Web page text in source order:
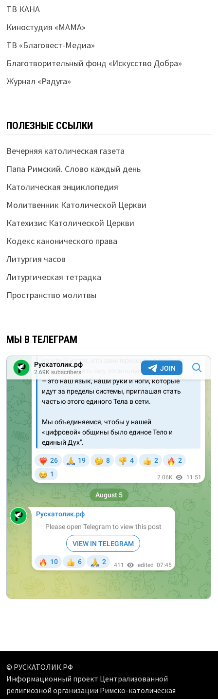
ТВ КАНА
Киностудия «МАМА»
ТВ «Благовест-Медиа»
Благотворительный фонд «Искусство Добра»
Журнал «Радуга»
ПОЛЕЗНЫЕ ССЫЛКИ
Вечерняя католическая газета
Папа Римский. Слово каждый день
Католическая энциклопедия
Молитвенник Католической Церкви
Катехизис Католической Церкви
Кодекс канонического права
Литургия часов
Литургическая тетрадка
Пространство молитвы
МЫ В ТЕЛЕГРАМ
© РУСКАТОЛИК.РФ
Информационный проект Централизованной
религиозной организации Римско-католическая